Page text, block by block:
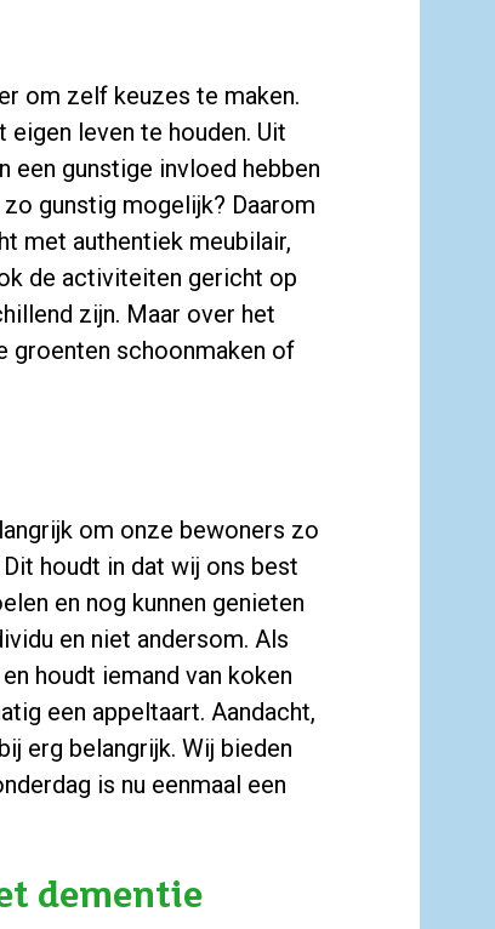
om zelf keuzes te maken.
leven te houden. Uit
een gunstige invloed hebben
gunstig mogelijk? Daarom
met authentiek meubilair,
de activiteiten gericht op
zijn. Maar over het
groenten schoonmaken of
om onze bewoners zo
houdt in dat wij ons best
en nog kunnen genieten
en niet andersom. Als
houdt iemand van koken
een appeltaart. Aandacht,
erg belangrijk. Wij bieden
is nu eenmaal een
dementie